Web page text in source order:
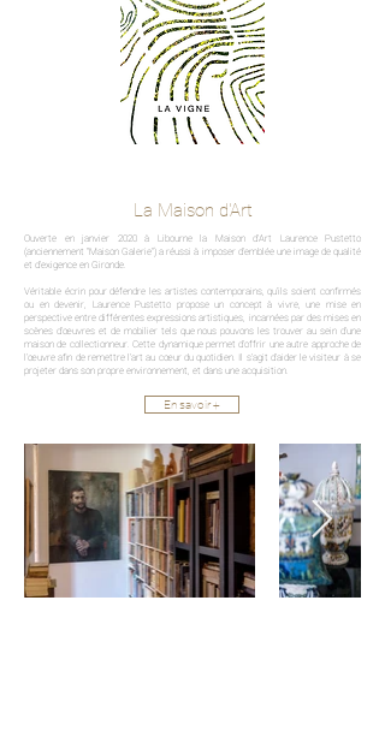
La Maison d'Art
Ouverte en janvier 2020 à Libourne la Maison d'Art Laurence Pustetto
(anciennement "Maison Galerie") a réussi à imposer d’emblée une image de qualité
et d’exigence en Gironde.
Véritable écrin pour défendre les artistes contemporains, qu’ils soient confirmés
ou en devenir, Laurence Pustetto propose un concept à vivre, une mise en
perspective entre différentes expressions artistiques, incarnées par des mises en
scènes d’œuvres et de mobilier tels que nous pouvons les trouver au sein d’une
maison de collectionneur. Cette dynamique permet d’offrir une autre approche de
l’œuvre afin de remettre l’art au cœur du quotidien. Il s’agit d’aider le visiteur à se
projeter dans son propre environnement, et dans une acquisition.
En savoir +